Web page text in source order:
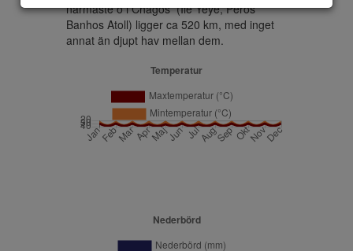
närmaste ö i Chagos  (Île Yeye, Peros
Banhos Atoll) ligger ca 520 km, med inget
annat än djupt hav mellan dem.